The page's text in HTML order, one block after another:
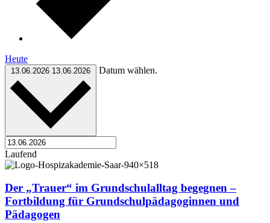
Heute
13.06.2026 13.06.2026 Datum wählen.
Laufend
Der „Trauer“ im Grundschulalltag begegnen –
Fortbildung für Grundschulpädagoginnen und
Pädagogen